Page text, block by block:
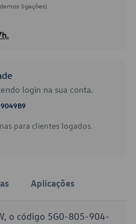
ligações)
login na sua conta.
para clientes logados.
Aplicações
o código 5G0-805-904-